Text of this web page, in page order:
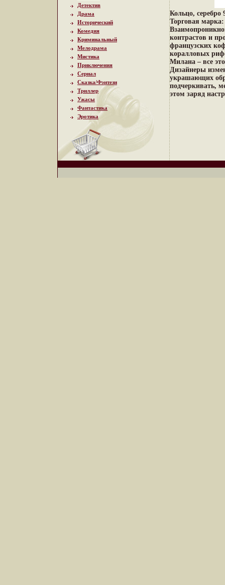
Детектив
Драма
Исторический
Комедия
Криминальный
Мелодрама
Мистика
Приключения
Сериал
Сказка/Фэнтези
Триллер
Ужасы
Фантастика
Эротика
Кольцо, серебро
Торговая
контрастов и
французских
коралловых
Милана – все
Дизайнеры
украшающих
подчеркивать,
этом заряд